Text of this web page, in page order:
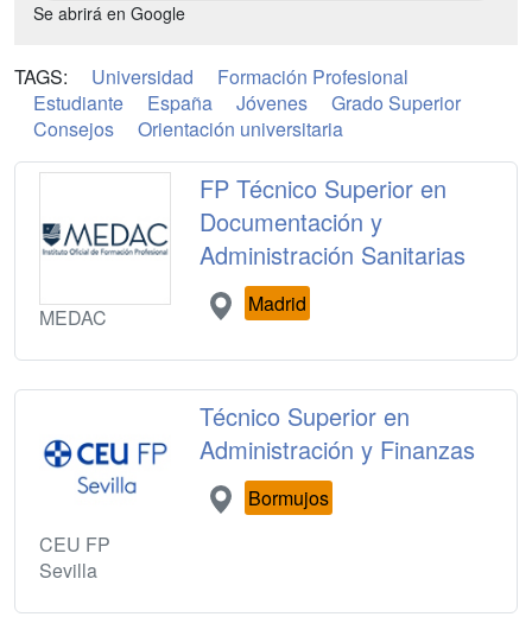
Se abrirá en Google
TAGS: Universidad
Formación Profesional
Estudiante
España Jóvenes
Grado Superior
Consejos
Orientación universitaria
MEDAC
FP Técnico Superior en
Documentación y
Administración Sanitarias
Madrid
CEU FP
Sevilla
Técnico Superior en
Administración y Finanzas
Bormujos